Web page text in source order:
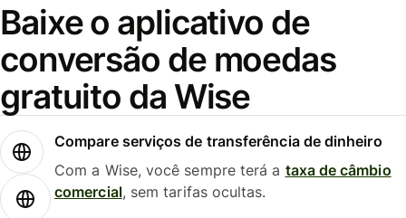
Baixe o aplicativo de
conversão de moedas
gratuito da Wise
Compare serviços de transferência de dinheiro
Com a Wise, você sempre terá a taxa de câmbio
comercial, sem tarifas ocultas.